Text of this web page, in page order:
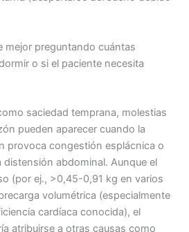
mejor preguntando cuántas
o si el paciente necesita
saciedad temprana, molestias
pueden aparecer cuando la
provoca congestión esplácnica o
distensión abdominal. Aunque el
(por ej., >0,45-0,91 kg en varios
volumétrica (especialmente
cardíaca conocida), el
atribuirse a otras causas como